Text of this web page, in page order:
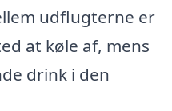
udflugterne er
at køle af, mens
drink i den